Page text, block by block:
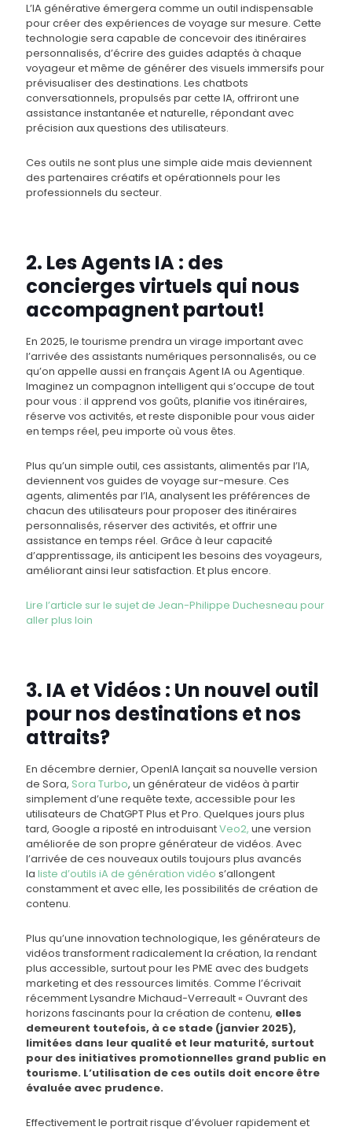
L’IA générative émergera comme un outil indispensable
pour créer des expériences de voyage sur mesure. Cette
technologie sera capable de concevoir des itinéraires
personnalisés, d’écrire des guides adaptés à chaque
voyageur et même de générer des visuels immersifs pour
prévisualiser des destinations. Les chatbots
conversationnels, propulsés par cette IA, offriront une
assistance instantanée et naturelle, répondant avec
précision aux questions des utilisateurs.
Ces outils ne sont plus une simple aide mais deviennent
des partenaires créatifs et opérationnels pour les
professionnels du secteur​​.
2. Les Agents IA : des
concierges virtuels qui nous
accompagnent partout!
En 2025, le tourisme prendra un virage important avec
l’arrivée des assistants numériques personnalisés, ou ce
qu’on appelle aussi en français Agent IA ou Agentique.
Imaginez un compagnon intelligent qui s’occupe de tout
pour vous : il apprend vos goûts, planifie vos itinéraires,
réserve vos activités, et reste disponible pour vous aider
en temps réel, peu importe où vous êtes.
Plus qu’un simple outil, ces assistants, alimentés par l’IA,
deviennent vos guides de voyage sur-mesure. Ces
agents, alimentés par l’IA, analysent les préférences de
chacun des utilisateurs pour proposer des itinéraires
personnalisés, réserver des activités, et offrir une
assistance en temps réel. Grâce à leur capacité
d’apprentissage, ils anticipent les besoins des voyageurs,
améliorant ainsi leur satisfaction. Et plus encore.
Lire l’article sur le sujet de Jean-Philippe Duchesneau pour
aller plus loin
3. IA et Vidéos : Un nouvel outil
pour nos destinations et nos
attraits?
En décembre dernier, OpenIA lançait sa nouvelle version
de Sora, Sora Turbo, un générateur de vidéos à partir
simplement d’une requête texte, accessible pour les
utilisateurs de ChatGPT Plus et Pro. Quelques jours plus
tard, Google a riposté en introduisantVeo2, une version
améliorée de son propre générateur de vidéos. Avec
l’arrivée de ces nouveaux outils toujours plus avancés
la liste d’outils iA de génération vidéo s’allongent
constamment et avec elle, les possibilités de création de
contenu.
Plus qu’une innovation technologique, les générateurs de
vidéos transforment radicalement la création, la rendant
plus accessible, surtout pour les PME avec des budgets
marketing et des ressources limités. Comme l’écrivait
récemment Lysandre Michaud-Verreault « Ouvrant des
horizons fascinants pour la création de contenu, elles
demeurent toutefois, à ce stade (janvier 2025),
limitées dans leur qualité et leur maturité, surtout
pour des initiatives promotionnelles grand public en
tourisme. L’utilisation de ces outils doit encore être
évaluée avec prudence.
Effectivement le portrait risque d’évoluer rapidement et